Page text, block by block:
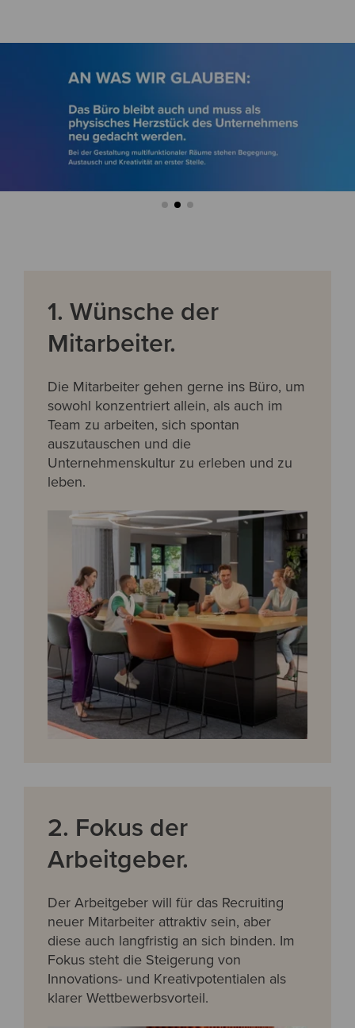
1. Wünsche der
Mitarbeiter.
Die Mitarbeiter gehen gerne ins Büro, um
sowohl konzentriert allein, als auch im
Team zu arbeiten, sich spontan
auszutauschen und die
Unternehmenskultur zu erleben und zu
leben.
2. Fokus der
Arbeitgeber.
DerArbeitgeber will für das Recruiting
neuer Mitarbeiter attraktiv sein, aber
diese auch langfristig an sich binden. Im
Fokus steht die Steigerung von
Innovations- und Kreativpotentialen als
klarer Wettbewerbsvorteil.